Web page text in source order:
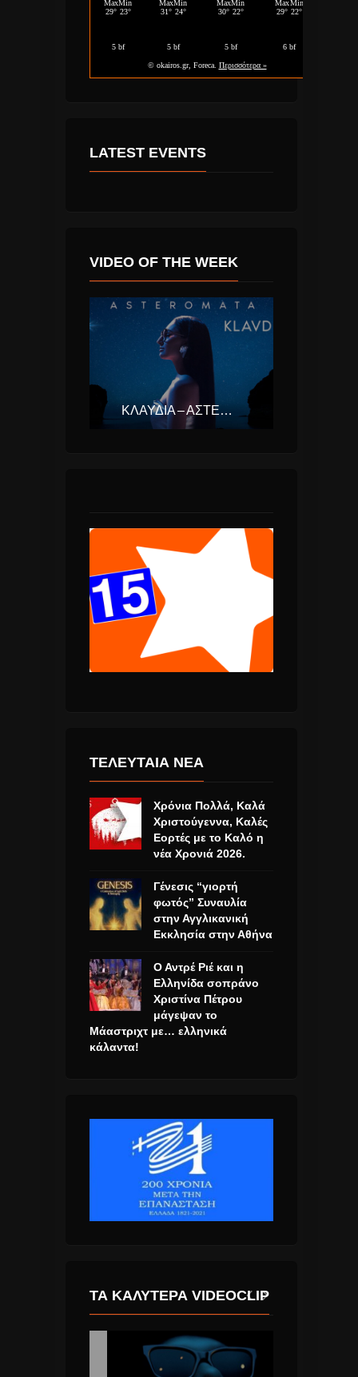
LATEST EVENTS
VIDEO OF THE WEEK
ΚΛΑΥΔΊΑ – ΑΣΤΕΡΟΜΆΤΑ (EUROVISION ΕΛΛΆΔΑ 2025)
ΤΕΛΕΥΤΑΙΑ ΝΕΑ
Χρόνια Πολλά, Καλά
Χριστούγεννα, Καλές
Εορτές με το Καλό η
νέα Χρονιά 2026.
Γένεσις “γιορτή
φωτός” Συναυλία
στην Αγγλικανική
Εκκλησία στην Αθήνα
Ο Αντρέ Ριέ και η
Ελληνίδα σοπράνο
Χριστίνα Πέτρου
μάγεψαν το
Μάαστριχτ με… ελληνικά
κάλαντα!
ΤΑ ΚΑΛΎΤΕΡΑ VIDEOCLIP